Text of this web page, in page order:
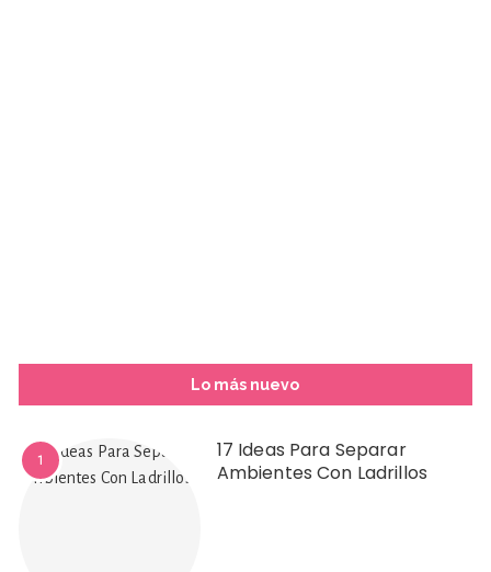
Lo más nuevo
1
17 Ideas Para Separar
Ambientes Con Ladrillos